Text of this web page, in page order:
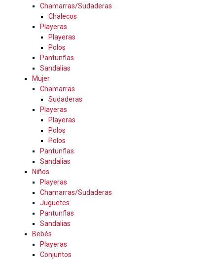
Chamarras/Sudaderas
Chalecos
Playeras
Playeras
Polos
Pantunflas
Sandalias
Mujer
Chamarras
Sudaderas
Playeras
Playeras
Polos
Polos
Pantunflas
Sandalias
Niños
Playeras
Chamarras/Sudaderas
Juguetes
Pantunflas
Sandalias
Bebés
Playeras
Conjuntos